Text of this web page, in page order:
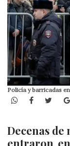
Policía y barricadas
WhatsApp
Facebook
Decenas de